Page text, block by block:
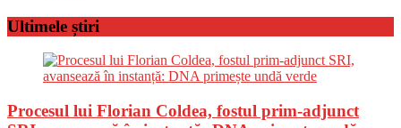
Ultimele știri
Procesul lui Florian Coldea, fostul prim-adjunct